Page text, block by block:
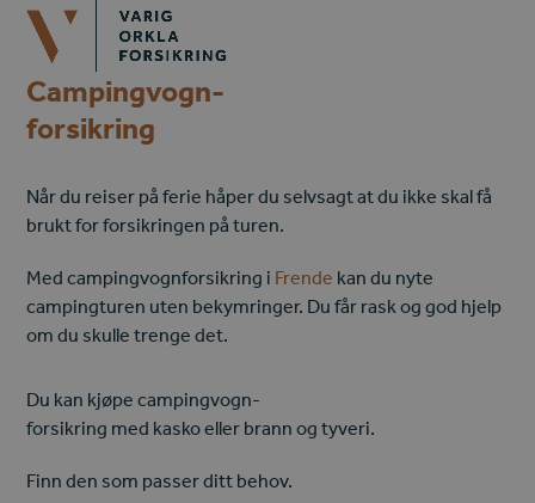
Skip
content
Open
mobile
menu
Close
mobile
menu
Campingvogn-
forsikring
Når du reiser på ferie håper du selvsagt at du ikke skal få
brukt for forsikringen på turen.
Med campingvognforsikring i Frende kan du nyte
campingturen uten bekymringer. Du får rask og god hjelp
om du skulle trenge det.
Du kan kjøpe campingvogn-
forsikring med kasko eller brann og tyveri.
Finn den som passer ditt behov.